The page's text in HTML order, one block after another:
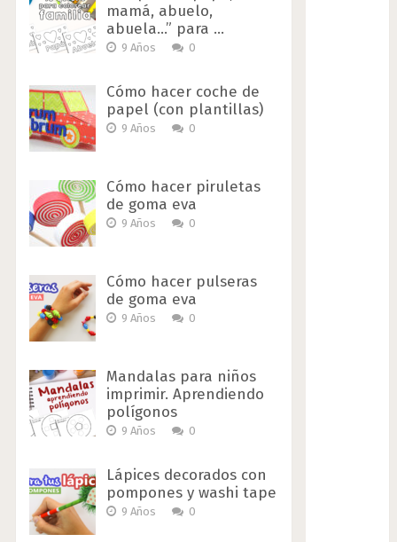
mamá, abuelo,
abuela…” para …
9 Años 0
Cómo hacer coche de
papel (con plantillas)
9 Años 0
Cómo hacer piruletas
de goma eva
9 Años 0
Cómo hacer pulseras
de goma eva
9 Años 0
Mandalas para niños
imprimir. Aprendiendo
polígonos
9 Años 0
Lápices decorados con
pompones y washi tape
9 Años 0